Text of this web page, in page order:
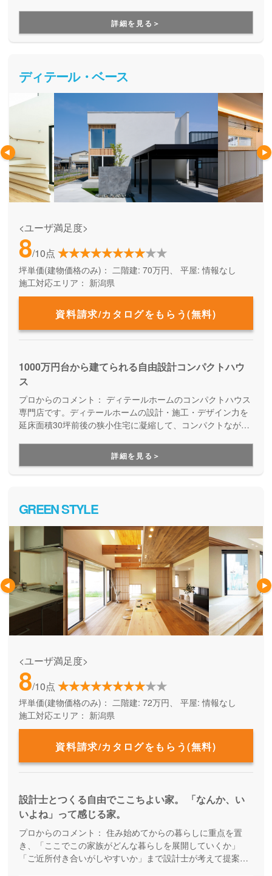
え、デザイン性とコストパフォーマンスの両立を実現してく
れるブランドです。月々無理なくお支払いできる価格で、理
想の家づくりを叶えてくれます。
詳細を見る＞
ディテール・ベース
<ユーザ満足度>
8/10点
坪単価(建物価格のみ)： 二階建: 70万円、 平屋: 情報なし
施工対応エリア： 新潟県
資料請求/カタログをもらう(無料)
1000万円台から建てられる自由設計コンパクトハウ
ス
プロからのコメント： ディテールホームのコンパクトハウス
専門店です。ディテールホームの設計・施工・デザイン力を
延床面積30坪前後の狭小住宅に凝縮して、コンパクトながら
こそ快適な住まいが実現します。
詳細を見る＞
GREEN STYLE
<ユーザ満足度>
8/10点
坪単価(建物価格のみ)： 二階建: 72万円、 平屋: 情報なし
施工対応エリア： 新潟県
資料請求/カタログをもらう(無料)
設計士とつくる自由でここちよい家。 「なんか、い
いよね」って感じる家。
プロからのコメント： 住み始めてからの暮らしに重点を置
き、「ここでこの家族がどんな暮らしを展開していくか」
「ご近所付き合いがしやすいか」まで設計士が考えて提案し